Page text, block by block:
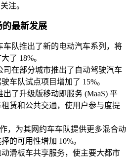
注。
最新发展
车队推出了新的电动汽车系列，将
了 18%。
司在部分城市推出了自动驾驶汽车
车队试点项目增加了 15%。
出了升级版移动即服务 (MaaS) 平
赁和公共交通，使用户参与度提
，为其网约车车队提供更多混合动
的可用性增加 10%。
动滑板车共享服务，使主要大都市